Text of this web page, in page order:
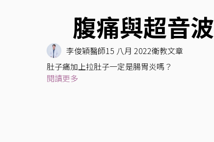
腹痛與超音波
李俊穎醫師15 八月 2022衛教文章
肚子痛加上拉肚子一定是腸胃炎嗎？
閱讀更多